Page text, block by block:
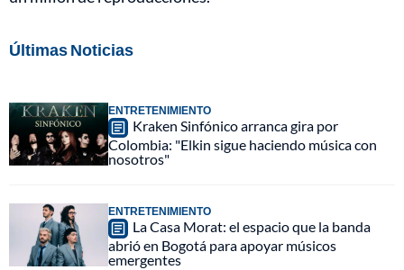
Últimas Noticias
ENTRETENIMIENTO
Kraken Sinfónico arranca gira por
Colombia: "Elkin sigue haciendo música con
nosotros"
ENTRETENIMIENTO
La Casa Morat: el espacio que la banda
abrió en Bogotá para apoyar músicos
emergentes